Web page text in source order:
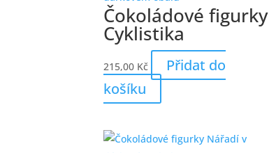
Čokoládové figurky
Cyklistika
215,00 Kč
Přidat do
košíku